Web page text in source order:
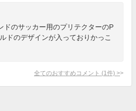
ドのサッカー用のプリテクターのP
ドのデザインが入っておりかっこ
全てのおすすめコメント (1 件) >